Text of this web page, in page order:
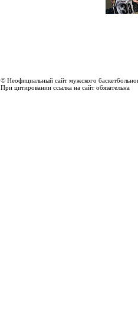
© Неофициальный сайт мужского
При цитировании ссылка на сайт обязательна